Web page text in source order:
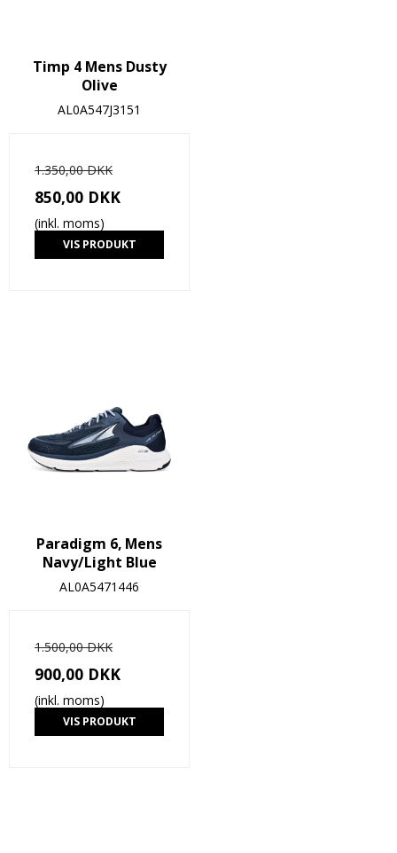
Timp 4 Mens Dusty
Olive
AL0A547J3151
1.350,00 DKK
850,00 DKK
(inkl. moms)
VIS PRODUKT
Paradigm 6, Mens
Navy/Light Blue
AL0A5471446
1.500,00 DKK
900,00 DKK
(inkl. moms)
VIS PRODUKT